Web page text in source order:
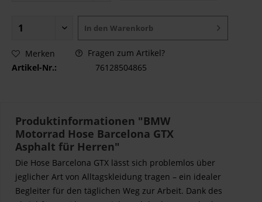
In den Warenkorb
Merken
Fragen zum Artikel?
Artikel-Nr.:
76128504865
Produktinformationen "BMW
Motorrad Hose Barcelona GTX
Asphalt für Herren"
Die Hose Barcelona GTX lässt sich problemlos über
jeglicher Art von Alltagskleidung tragen – ein idealer
Begleiter für den täglichen Weg zur Arbeit. Dank des